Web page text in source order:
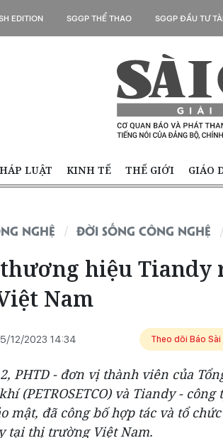
EDITION SGGP THỂ THAO SGGP ĐẦU TƯ
LUẬT KINH TẾ THẾ GIỚI GIÁO
NGHỆ ĐỜI SỐNG CÔNG NGHỆ
thương hiệu Tiandy
Nam
12/2023 14:34 Theo dõi Báo
PHTD - đơn vị thành viên của
(PETROSETCO) và Tiandy -
mật, đã công bố hợp tác và tổ
tại thị trường Việt Nam.